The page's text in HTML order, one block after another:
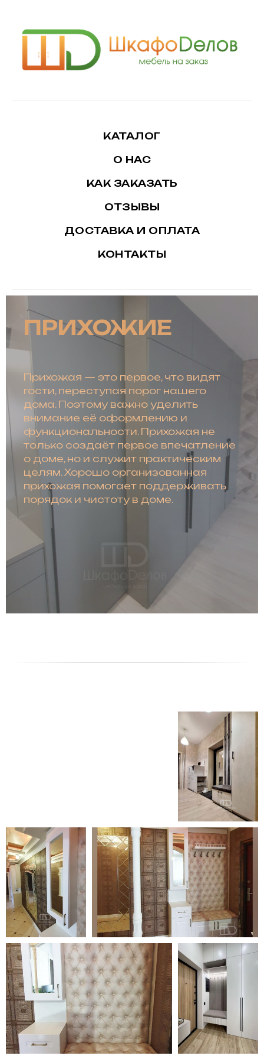
КАТАЛОГ
О НАС
КАК ЗАКАЗАТЬ
ОТЗЫВЫ
ДОСТАВКА И ОПЛАТА
КОНТАКТЫ
ПРИХОЖИЕ
Прихожая — это первое, что видят
гости, переступая порог нашего
дома. Поэтому важно уделить
внимание её оформлению и
функциональности. Прихожая не
только создаёт первое впечатление
о доме, но и служит практическим
целям. Хорошо организованная
прихожая помогает поддерживать
порядок и чистоту в доме.